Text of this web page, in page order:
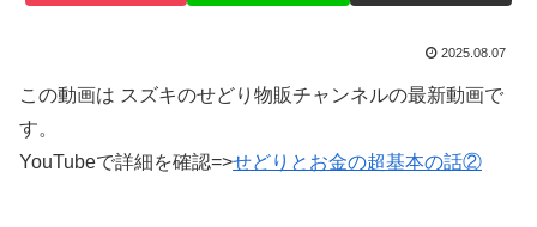
2025.08.07
この動画は スズキのせどり物販チャンネルの最新動画で
す。
YouTubeで詳細を確認=>せどりとお金の超基本の話②